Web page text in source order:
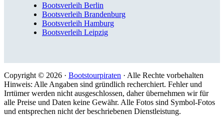
Bootsverleih Berlin
Bootsverleih Brandenburg
Bootsverleih Hamburg
Bootsverleih Leipzig
Copyright © 2026 · Bootstourpiraten · Alle Rechte vorbehalten
Hinweis: Alle Angaben sind gründlich recherchiert. Fehler und
Irrtümer werden nicht ausgeschlossen, daher übernehmen wir für
alle Preise und Daten keine Gewähr. Alle Fotos sind Symbol-Fotos
und entsprechen nicht der beschriebenen Dienstleistung.